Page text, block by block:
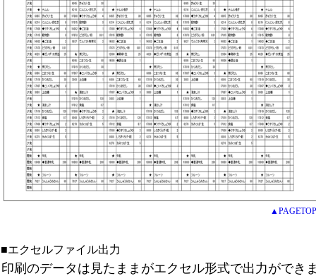
▲PAGETOP
■エクセルファイル出力
印刷のデータは見たままがエクセル形式で出力ができ